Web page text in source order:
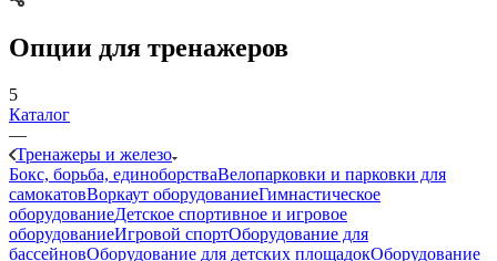
Опции для тренажеров
5
Каталог
—
Тренажеры и железо
Бокс, борьба, единоборстваВелопарковки и парковки для
самокатовВоркаут оборудованиеГимнастическое
оборудованиеДетское спортивное и игровое
оборудованиеИгровой спортОборудование для
бассейновОборудование для детских площадокОборудование